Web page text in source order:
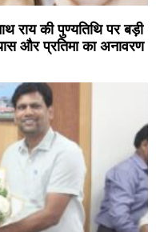
राय की पुण्यतिथि पर बड़ी
और प्रतिमा का अनावरण